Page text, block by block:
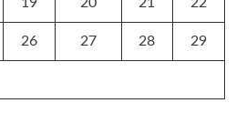
26 27 28 29